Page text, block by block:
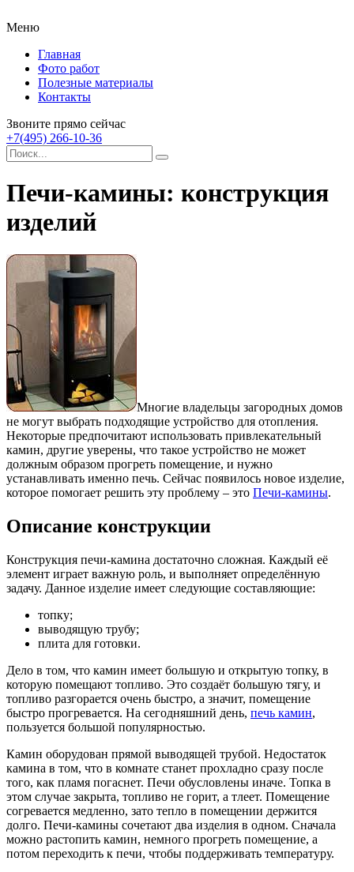
Меню
Главная
Фото работ
Полезные материалы
Контакты
Звоните прямо сейчас
+7(495) 266-10-36
Печи-камины: конструкция
изделий
Многие владельцы загородных домов
не могут выбрать подходящие устройство для отопления.
Некоторые предпочитают использовать привлекательный
камин, другие уверены, что такое устройство не может
должным образом прогреть помещение, и нужно
устанавливать именно печь. Сейчас появилось новое изделие,
которое помогает решить эту проблему – это Печи-камины.
Описание конструкции
Конструкция печи-камина достаточно сложная. Каждый её
элемент играет важную роль, и выполняет определённую
задачу. Данное изделие имеет следующие составляющие:
топку;
выводящую трубу;
плита для готовки.
Дело в том, что камин имеет большую и открытую топку, в
которую помещают топливо. Это создаёт большую тягу, и
топливо разгорается очень быстро, а значит, помещение
быстро прогревается. На сегодняшний день, печь камин,
пользуется большой популярностью.
Камин оборудован прямой выводящей трубой. Недостаток
камина в том, что в комнате станет прохладно сразу после
того, как пламя погаснет. Печи обусловлены иначе. Топка в
этом случае закрыта, топливо не горит, а тлеет. Помещение
согревается медленно, зато тепло в помещении держится
долго. Печи-камины сочетают два изделия в одном. Сначала
можно растопить камин, немного прогреть помещение, а
потом переходить к печи, чтобы поддерживать температуру.